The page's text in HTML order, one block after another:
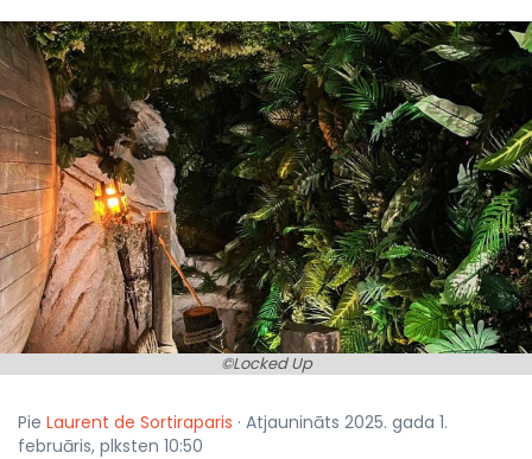
©Locked Up
Pie Laurent de Sortiraparis · Atjaunināts 2025. gada 1.
februāris, plksten 10:50